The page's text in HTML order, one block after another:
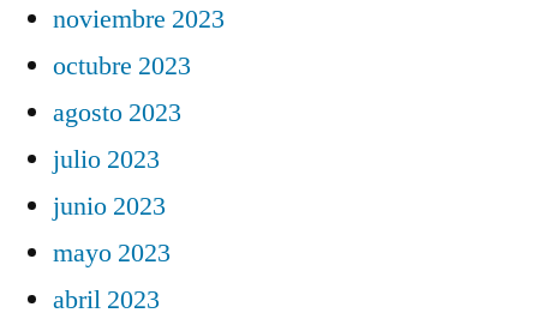
noviembre 2023
octubre 2023
agosto 2023
julio 2023
junio 2023
mayo 2023
abril 2023